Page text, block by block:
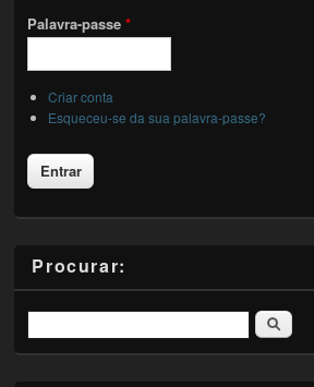
Palavra-passe*
Criar conta
Esqueceu-se da sua palavra-passe?
Procurar:
Pesquisar